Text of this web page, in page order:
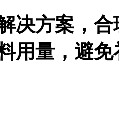
决方案，
用量，避免